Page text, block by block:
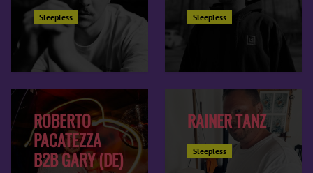
Sleepless Sleepless
ROBERTO
PACATEZZA
B2B GARY (DE)
RAINER TANZ
Sleepless